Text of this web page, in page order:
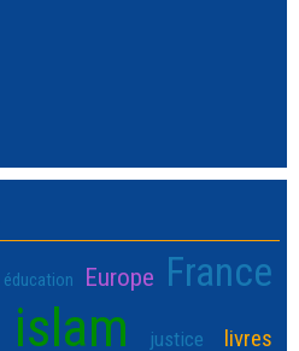
éducation Europe France
islam justice livres